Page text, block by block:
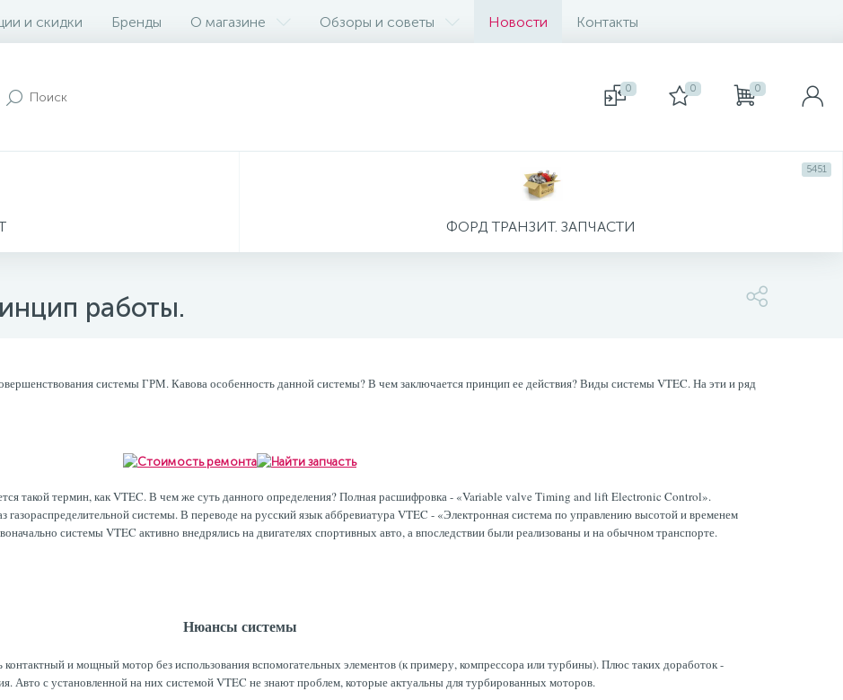
и скидки Бренды О магазине Обзоры и советы Новости Контакты
0 0 0
ФОРД ТРАНЗИТ. ЗАПЧАСТИ
5451
работы.
системы ГРМ. Кавова особенность данной системы? В чем заключается принцип ее действия? Виды системы VTEC. На эти и ряд
такой термин, как VTEC. В чем же суть данного определения? Полная расшифровка - «Variable valve Timing and lift Electronic Control».
газораспределительной системы. В переводе на русский язык аббревиатура VTEC - «Электронная система по управлению высотой и временем
системы VTEC активно внедрялись на двигателях спортивных авто, а впоследствии были реализованы и на обычном транспорте.
Нюансы системы
и мощный мотор без использования вспомогательных элементов (к примеру, компрессора или турбины). Плюс таких доработок -
Авто с установленной на них системой VTEC не знают проблем, которые актуальны для турбированных моторов.